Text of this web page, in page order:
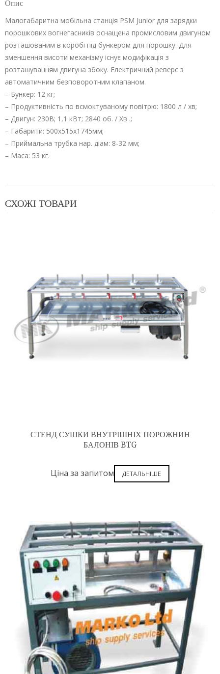
Опис
Малогабаритна мобільна станція PSM Junior для зарядки
порошкових вогнегасників оснащена промисловим двигуном
розташованим в коробі під бункером для порошку. Для
зменшення висоти механізму існує модифікація з
розташуванням двигуна збоку. Електричний реверс з
автоматичним безповоротним клапаном.
– Бункер: 12 кг;
– Продуктивність по всмоктуваному повітрю: 1800 л / хв;
– Двигун: 230В; 1,1 кВт; 2840 об. / Хв .;
– Габарити: 500х515х1745мм;
– Приймальна трубка нар. діам: 8-32 мм;
– Маса: 53 кг.
СХОЖІ ТОВАРИ
СТЕНД СУШКИ ВНУТРІШНІХ ПОРОЖНИН
БАЛОНІВ BTG
Ціна за запитом ДЕТАЛЬНІШЕ